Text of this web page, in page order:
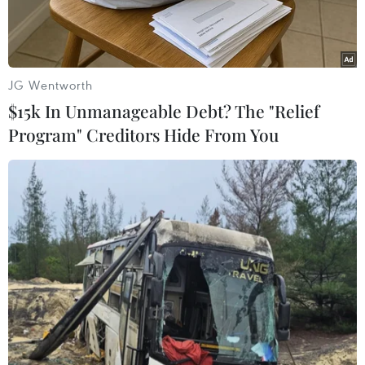
Máy bay chiến đấu F-16 tham gia một cuộc tập trận của Tổ
chức Hiệp ước Bắc Đại Tây Dương (NATO). (Ảnh: AFP/TTXVN)
Thiếu tướng Vladimir Popov, thành viên hội
đồng chuyên gia của Tổ chức Toàn Nga "Sỹ quan
Nga" trong cuộc trả lời phỏng vấn hãng thông
tấn TASS ngày 14/4 đánh giá số lượng tiêm kích
JG Wentworth
$15k In Unmanageable Debt? The "Relief
Program" Creditors Hide From You